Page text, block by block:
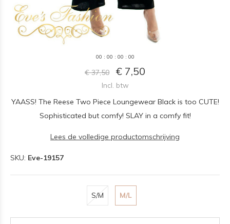
00 : 00 : 00 : 00
€ 37,50 € 7,50
Incl. btw
YAASS! The Reese Two Piece Loungewear Black is too CUTE!
Sophisticated but comfy! SLAY in a comfy fit!
Lees de volledige productomschrijving
SKU: Eve-19157
S/M M/L